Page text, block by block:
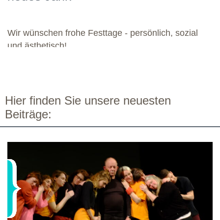
Wir wünschen frohe Festtage - persönlich, sozial
und ästhetisch!
Hier finden Sie unsere neuesten
Beiträge: